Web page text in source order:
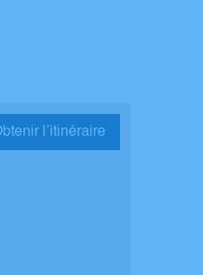
l’itinéraire